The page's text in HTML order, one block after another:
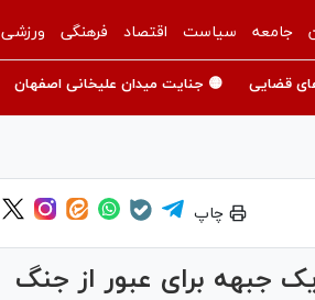
جامعه سیاست اقتصاد فرهنگی ورزشی
قضایی 🟡 جنایت میدان علیخانی اصفهان
چاپ
برای عبور از جنگ